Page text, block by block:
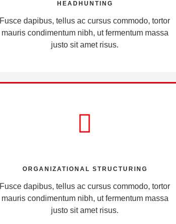
HEADHUNTING
Fusce dapibus, tellus ac cursus commodo, tortor
mauris condimentum nibh, ut fermentum massa
justo sit amet risus.
ORGANIZATIONAL STRUCTURING
Fusce dapibus, tellus ac cursus commodo, tortor
mauris condimentum nibh, ut fermentum massa
justo sit amet risus.